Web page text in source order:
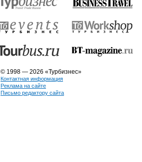
© 1998 — 2026 «Турбизнес»
Контактная информация
Реклама на сайте
Письмо редактору сайта